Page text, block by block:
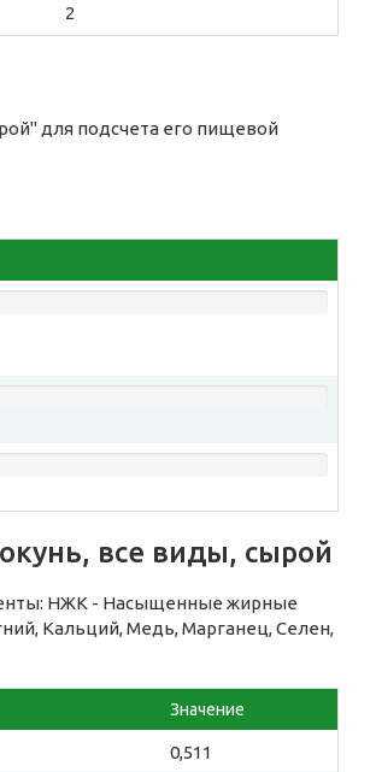
2
для подсчета его пищевой
все виды, сырой
НЖК - Насыщенные жирные
Кальций, Медь, Марганец, Селен,
Значение
0,511